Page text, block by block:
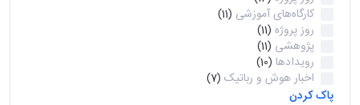
کارگاه‌های آموزشی (11)
روز پروژه (11)
پژوهشی (11)
رویدادها (10)
اخبار هوش و رباتیک (7)
پاک کردن